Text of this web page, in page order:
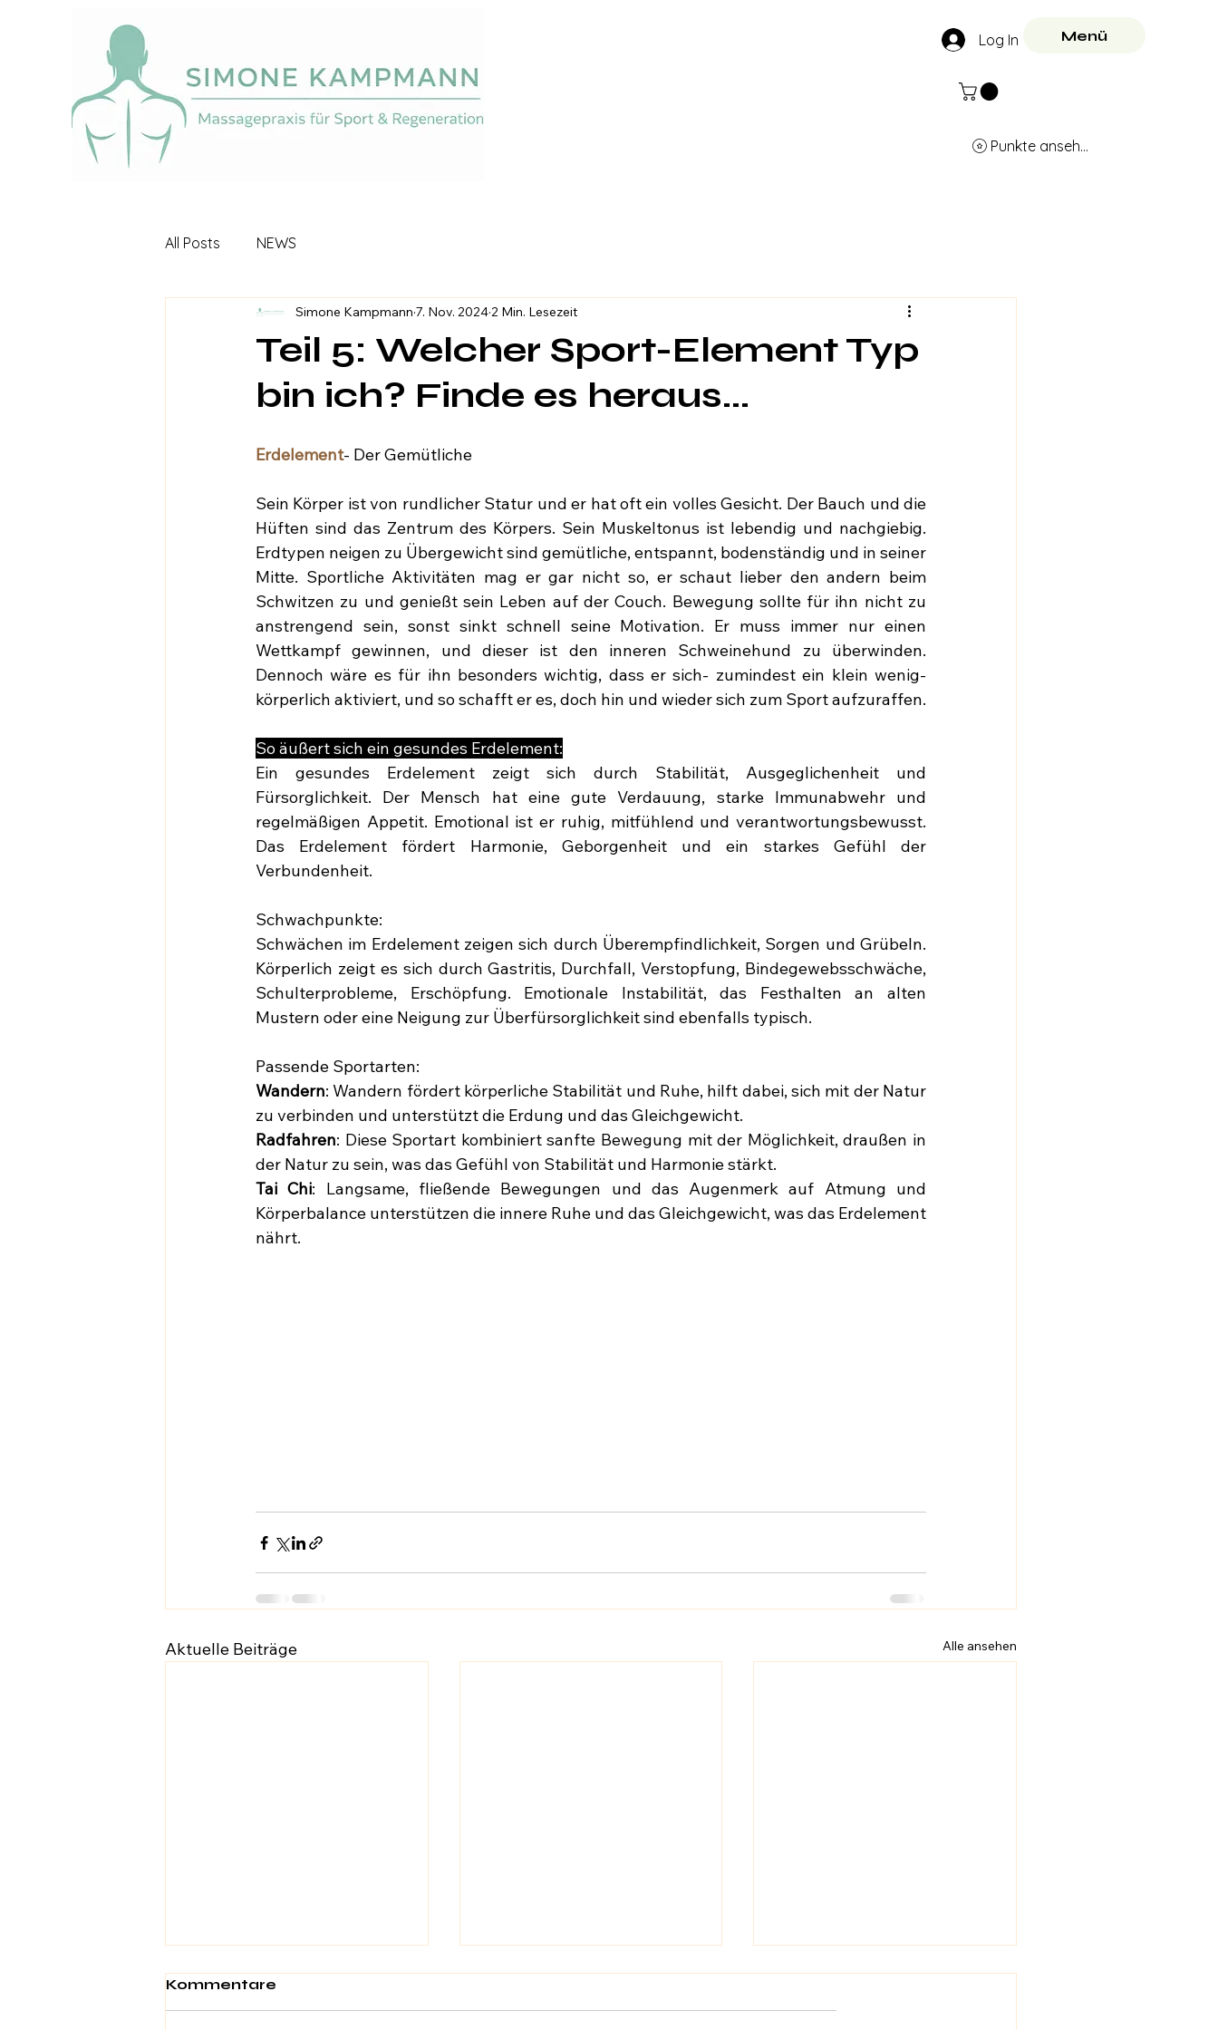
Log In Menü
Punkte ansehen
All Posts NEWS
Teil 5: Welcher Sport-Element Typ
bin ich? Finde es heraus...
Simone Kampmann 7. Nov. 20242 Min. Lesezeit
Erdelement- Der Gemütliche
Sein Körper ist von rundlicher Statur und er hat oft ein volles Gesicht. Der Bauch und die
Hüften sind das Zentrum des Körpers. Sein Muskeltonus ist lebendig und nachgiebig.
Erdtypen neigen zu Übergewicht sind gemütliche, entspannt, bodenständig und in seiner
Mitte. Sportliche Aktivitäten mag er gar nicht so, er schaut lieber den andern beim
Schwitzen zu und genießt sein Leben auf der Couch. Bewegung sollte für ihn nicht zu
anstrengend sein, sonst sinkt schnell seine Motivation. Er muss immer nur einen
Wettkampf gewinnen, und dieser ist den inneren Schweinehund zu überwinden.
Dennoch wäre es für ihn besonders wichtig, dass er sich- zumindest ein klein wenig-
körperlich aktiviert, und so schafft er es, doch hin und wieder sich zum Sport aufzuraffen.
So äußert sich ein gesundes Erdelement:
Ein gesundes Erdelement zeigt sich durch Stabilität, Ausgeglichenheit und
Fürsorglichkeit. Der Mensch hat eine gute Verdauung, starke Immunabwehr und
regelmäßigen Appetit. Emotional ist er ruhig, mitfühlend und verantwortungsbewusst.
Das Erdelement fördert Harmonie, Geborgenheit und ein starkes Gefühl der
Verbundenheit.
Schwachpunkte:
Schwächen im Erdelement zeigen sich durch Überempfindlichkeit, Sorgen und Grübeln.
Körperlich zeigt es sich durch Gastritis, Durchfall, Verstopfung, Bindegewebsschwäche,
Schulterprobleme, Erschöpfung. Emotionale Instabilität, das Festhalten an alten
Mustern oder eine Neigung zur Überfürsorglichkeit sind ebenfalls typisch.
Passende Sportarten:
Wandern: Wandern fördert körperliche Stabilität und Ruhe, hilft dabei, sich mit der Natur
zu verbinden und unterstützt die Erdung und das Gleichgewicht.
Radfahren: Diese Sportart kombiniert sanfte Bewegung mit der Möglichkeit, draußen in
der Natur zu sein, was das Gefühl von Stabilität und Harmonie stärkt.
Tai Chi: Langsame, fließende Bewegungen und das Augenmerk auf Atmung und
Körperbalance unterstützen die innere Ruhe und das Gleichgewicht, was das Erdelement
nährt.
Aktuelle Beiträge Alle ansehen
Kommentare